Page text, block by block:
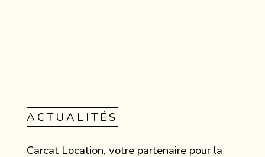
ACTUALITÉS
Carcat Location, votre partenaire pour la